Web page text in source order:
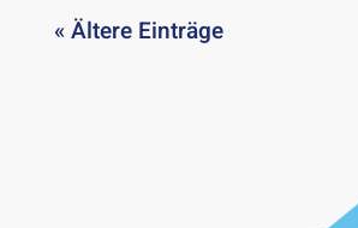
« Ältere Einträge